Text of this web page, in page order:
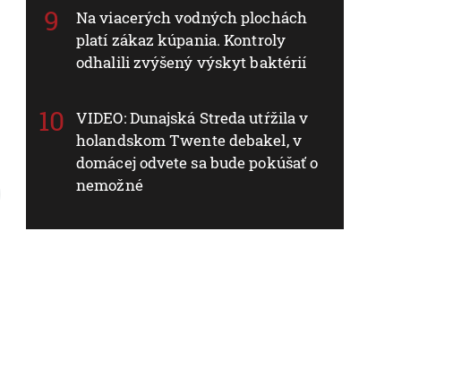
Na viacerých vodných plochách
platí zákaz kúpania. Kontroly
odhalili zvýšený výskyt baktérií
VIDEO: Dunajská Streda utŕžila v
holandskom Twente debakel, v
domácej odvete sa bude pokúšať o
nemožné